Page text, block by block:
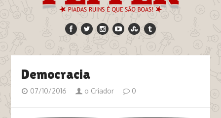
Democracia
07/10/2016 o Criador 0